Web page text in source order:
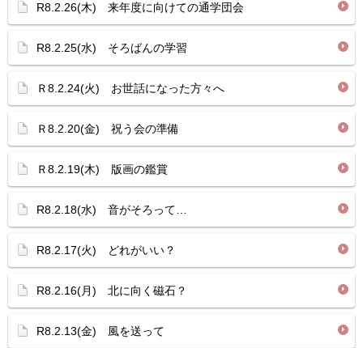
R8.2.26(木) 来年度に向けての通学団会
R8.2.25(水) そろばんの学習
Ｒ8.2.24(火) お世話になった方々へ
Ｒ8.2.20(金) 祝う会の準備
Ｒ8.2.19(木) 版画の鑑賞
R8.2.18(水) 音がそろって…
R8.2.17(火) どれがいい？
R8.2.16(月) 北に向く磁石？
R8.2.13(金) 風を送って